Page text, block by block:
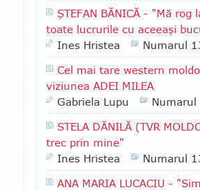
ŞTEFAN BĂNICĂ - "Mă
toate lucrurile cu aceeaşi
Ines Hristea
Numarul
Cel mai tare western
viziunea ADEI MILEA
Gabriela Lupu
STELA DĂNILĂ (TVR
trec prin mine"
Ines Hristea
Numarul
ANA MARIA LUCACIU -